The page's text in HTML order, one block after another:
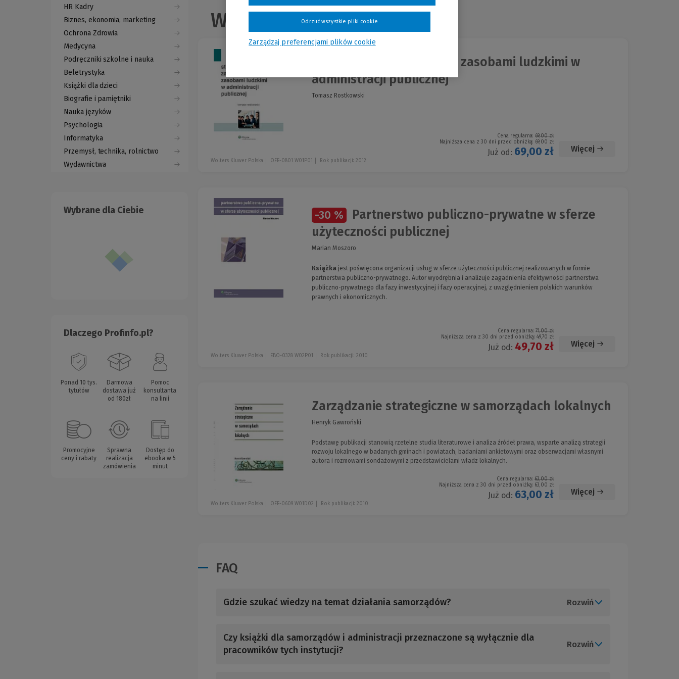
HR Kadry
Biznes, ekonomia, marketing
Ochrona Zdrowia
Medycyna
Podręczniki szkolne i nauka
Beletrystyka
Książki dla dzieci
Biografie i pamiętniki
Nauka języków
Psychologia
Informatyka
Przemysł, technika, rolnictwo
Wydawnictwa
Wybrane dla Ciebie
Dlaczego Profinfo.pl?
Ponad 10 tys.
tytułów
Darmowa
dostawa już
od 180zł
Pomoc
konsultanta
na linii
Promocyjne
ceny i rabaty
Sprawna
realizacja
zamówienia
Dostęp do
ebooka w 5
minut
Wszystkie produkty
Strategiczne zarządzanie zasobami ludzkimi w
administracji publicznej
Tomasz Rostkowski
Cena regularna: 69,00 zł
Najniższa cena z 30 dni przed obniżką: 69,00 zł
Już od: 69,00 zł Więcej
Wolters Kluwer Polska OFE-0801 W01P01 Rok publikacji: 2012
-30 %
Partnerstwo publiczno-prywatne w sferze
użyteczności publicznej
Marian Moszoro
Książka jest poświęcona organizacji usług w sferze użyteczności publicznej realizowanych w formie
partnerstwa publiczno-prywatnego. Autor wyodrębnia i analizuje zagadnienia efektywności partnerstwa
publiczno-prywatnego dla fazy inwestycyjnej i fazy operacyjnej, z uwzględnieniem polskich warunków
prawnych i ekonomicznych.
Cena regularna: 71,00 zł
Najniższa cena z 30 dni przed obniżką: 49,70 zł
Już od: 49,70 zł Więcej
Wolters Kluwer Polska EBO-0328 W02P01 Rok publikacji: 2010
Zarządzanie strategiczne w samorządach lokalnych
Henryk Gawroński
Podstawę publikacji stanowią rzetelne studia literaturowe i analiza źródeł prawa, wsparte analizą strategii
rozwoju lokalnego w badanych gminach i powiatach, badaniami ankietowymi oraz obserwacjami własnymi
autora i rozmowami sondażowymi z przedstawicielami władz lokalnych.
Cena regularna: 63,00 zł
Najniższa cena z 30 dni przed obniżką: 63,00 zł
Już od: 63,00 zł Więcej
Wolters Kluwer Polska OFE-0609 W01D02 Rok publikacji: 2010
FAQ
Gdzie szukać wiedzy na temat działania samorządów? Rozwiń
Czy książki dla samorządów i administracji przeznaczone są wyłącznie dla
pracowników tych instytucji?
Rozwiń
Zarządzaj preferencjami plików cookie
Odrzuć wszystkie pliki cookie